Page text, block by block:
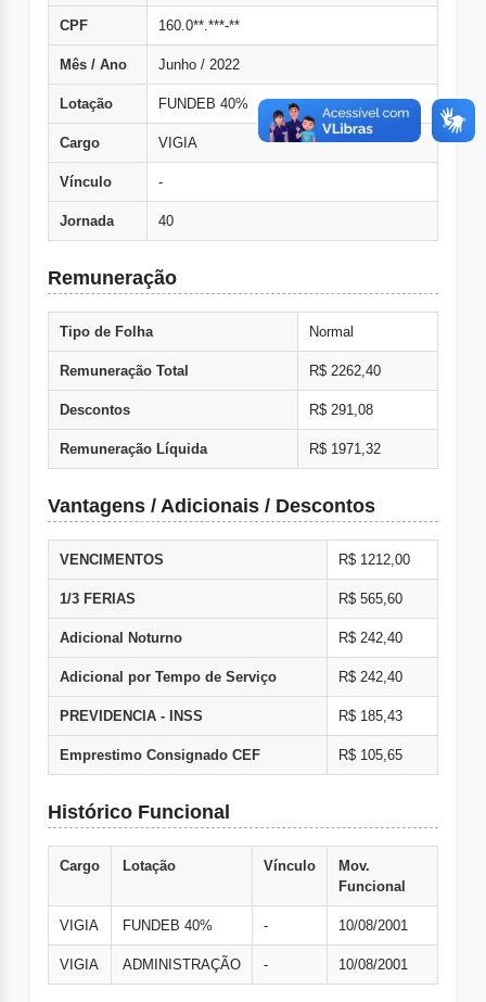
CPF 160.0**.***-**
Mês / Ano Junho / 2022
Lotação FUNDEB 40%
Cargo VIGIA
Vínculo -
Jornada 40
Remuneração
Tipo de Folha Normal
Remuneração Total R$ 2262,40
Descontos R$ 291,08
Remuneração Líquida R$ 1971,32
Vantagens / Adicionais / Descontos
VENCIMENTOS R$ 1212,00
1/3 FERIAS R$ 565,60
Adicional Noturno R$ 242,40
Adicional por Tempo de Serviço R$ 242,40
PREVIDENCIA - INSS R$ 185,43
Emprestimo Consignado CEF R$ 105,65
Histórico Funcional
Cargo Lotação Vínculo
Mov.
Funcional
VIGIA FUNDEB 40% - 10/08/2001
VIGIA ADMINISTRAÇÃO - 10/08/2001